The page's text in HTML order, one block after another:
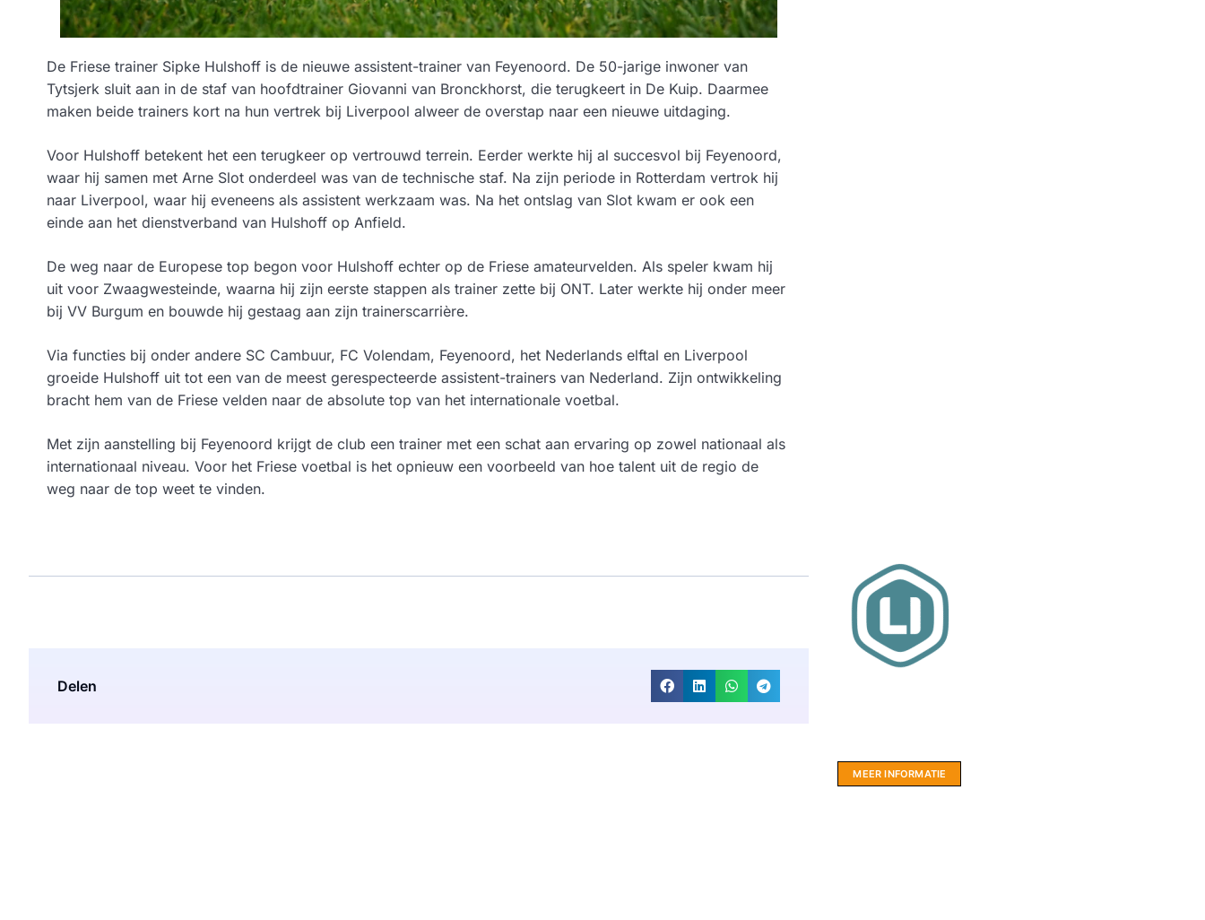
De Friese trainer Sipke Hulshoff is de nieuwe assistent-trainer van Feyenoord. De 50-jarige inwoner van
Tytsjerk sluit aan in de staf van hoofdtrainer Giovanni van Bronckhorst, die terugkeert in De Kuip. Daarmee
maken beide trainers kort na hun vertrek bij Liverpool alweer de overstap naar een nieuwe uitdaging.
Voor Hulshoff betekent het een terugkeer op vertrouwd terrein. Eerder werkte hij al succesvol bij Feyenoord,
waar hij samen met Arne Slot onderdeel was van de technische staf. Na zijn periode in Rotterdam vertrok hij
naar Liverpool, waar hij eveneens als assistent werkzaam was. Na het ontslag van Slot kwam er ook een
einde aan het dienstverband van Hulshoff op Anfield.
De weg naar de Europese top begon voor Hulshoff echter op de Friese amateurvelden. Als speler kwam hij
uit voor Zwaagwesteinde, waarna hij zijn eerste stappen als trainer zette bij ONT. Later werkte hij onder meer
bij VV Burgum en bouwde hij gestaag aan zijn trainerscarrière.
Via functies bij onder andere SC Cambuur, FC Volendam, Feyenoord, het Nederlands elftal en Liverpool
groeide Hulshoff uit tot een van de meest gerespecteerde assistent-trainers van Nederland. Zijn ontwikkeling
bracht hem van de Friese velden naar de absolute top van het internationale voetbal.
Met zijn aanstelling bij Feyenoord krijgt de club een trainer met een schat aan ervaring op zowel nationaal als
internationaal niveau. Voor het Friese voetbal is het opnieuw een voorbeeld van hoe talent uit de regio de
weg naar de top weet te vinden.
Delen
MEER INFORMATIE